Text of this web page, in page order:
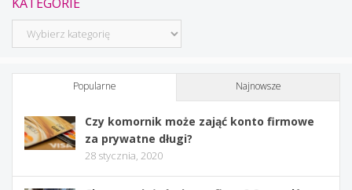
Kategorie
Popularne Najnowsze
Czy komornik może zająć konto firmowe
za prywatne długi?
28 stycznia, 2020